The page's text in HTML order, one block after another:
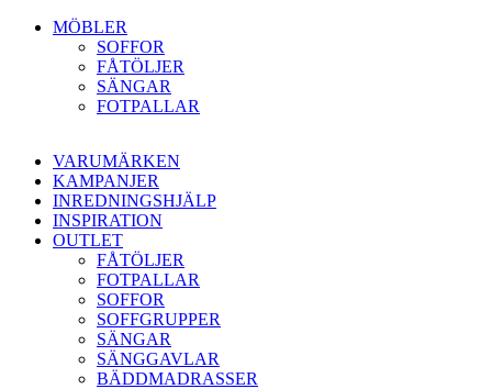
MÖBLER
SOFFOR
FÅTÖLJER
SÄNGAR
FOTPALLAR
VARUMÄRKEN
KAMPANJER
INREDNINGSHJÄLP
INSPIRATION
OUTLET
FÅTÖLJER
FOTPALLAR
SOFFOR
SOFFGRUPPER
SÄNGAR
SÄNGGAVLAR
BÄDDMADRASSER